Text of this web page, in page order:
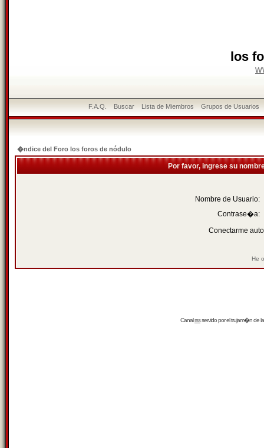
los
F.A.Q. Buscar Lista de Miembros Grupos de Usuarios
�ndice del Foro los foros de nódulo
Por favor, ingrese su
Nombre de Usuario:
Contrase�a:
Conectarme
He
Canalrssservido por eltrujam�nde